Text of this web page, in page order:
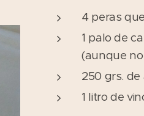
4 peras
1 palo de
(aunque
250 grs.
1 litro de